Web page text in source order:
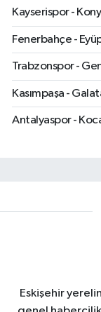
Kayserispor -
Fenerbahçe -
Trabzonspor -
Kasımpaşa -
Antalyaspor -
Eskişehir